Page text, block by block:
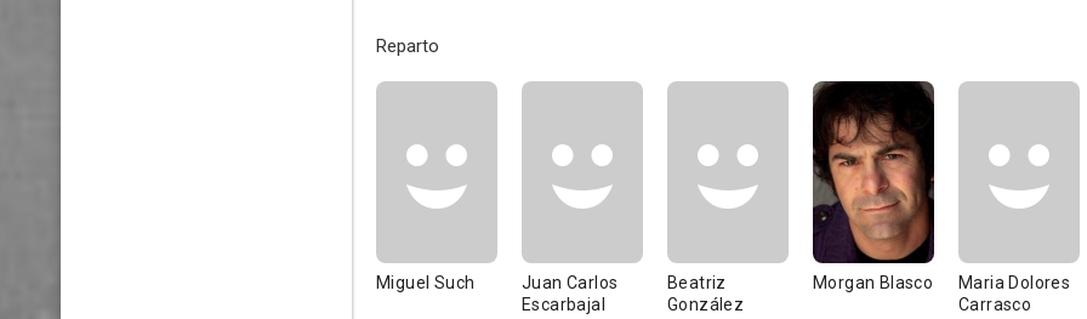
Reparto
Miguel Such
Juan Carlos
Escarbajal
Beatriz
González
Morgan Blasco
Maria Dolores
Carrasco